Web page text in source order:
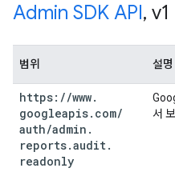
Admin SDK API, v1
범위 설명
https: //www.
googleapis. com/
auth/admin .
reports.audit.
readonly
서